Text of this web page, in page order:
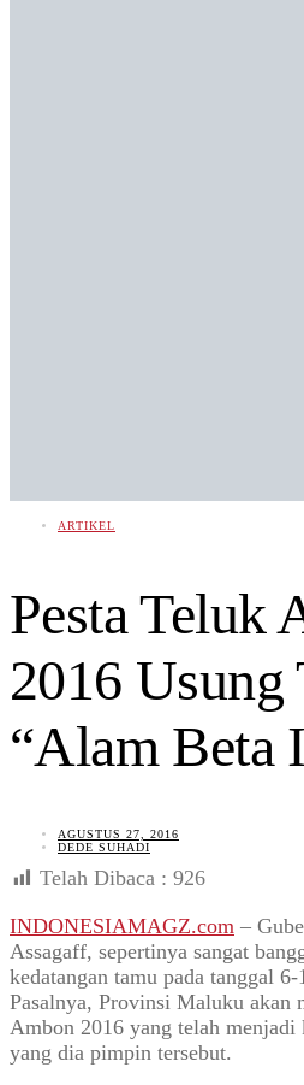
ARTIKEL
Pesta Teluk
2016 Usung
“Alam Beta
AGUSTUS 27, 2016
DEDE SUHADI
Telah Dibaca : 926
INDONESIAMAGZ.com –
Assagaff, sepertinya sangat
kedatangan tamu pada tanggal
Pasalnya, Provinsi Maluku akan
Ambon 2016 yang telah
yang dia pimpin tersebut.